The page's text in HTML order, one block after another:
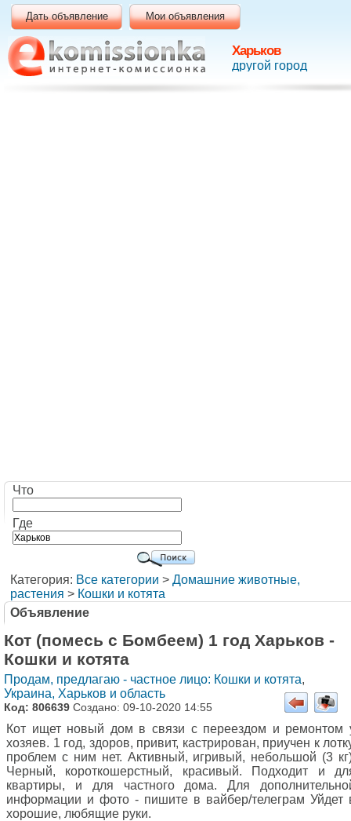
Харьков
другой город
Дать объявление Мои объявления
Что
Где
Категория: Все категории > Домашние животные,
растения > Кошки и котята
Объявление
Кот (помесь с Бомбеем) 1 год Харьков -
Кошки и котята
Продам, предлагаю - частное лицо: Кошки и котята,
Украина, Харьков и область
Код: 806639 Создано: 09-10-2020 14:55
Кот ищет новый дом в связи с переездом и ремонтом
хозяев. 1 год, здоров, привит, кастрирован, приучен к
проблем с ним нет. Активный, игривый, небольшой (3
Черный, короткошерстный, красивый. Подходит и
квартиры, и для частного дома. Для
информации и фото - пишите в вайбер/телеграм Уйдет
хорошие, любящие руки.